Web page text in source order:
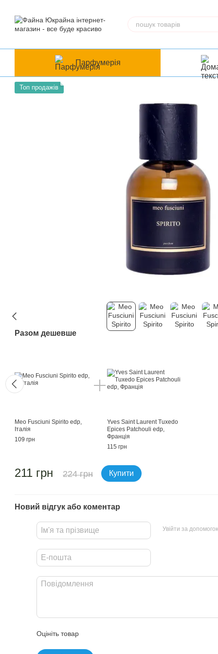
Парфумерія
Топ продажів
Разом дешевше
Meo Fusciuni Spirito edp,
Італія
109 грн
Yves Saint Laurent Tuxedo
Epices Patchouli edp,
Франція
115 грн
211 грн 224 грн Купити
Новий відгук або коментар
Увійти за
Оцініть товар